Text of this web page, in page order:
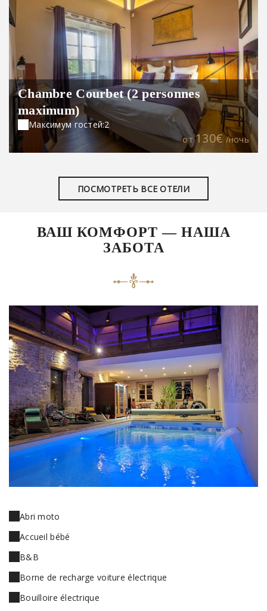
Chambre Courbet (2 personnes
maximum)
Максимум гостей:2
oт130€/ночь
ПОСМОТРЕТЬ ВСЕ ОТЕЛИ
ВАШ КОМФОРТ — НАША
ЗАБОТА
Abri moto
Accueil bébé
B&B
Borne de recharge voiture électrique
Bouilloire électrique